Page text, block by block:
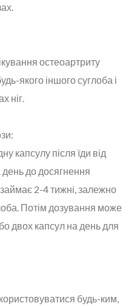
остеоартриту
якого іншого суглоба і
ніг.
капсулу після їди від
день до досягнення
2-4 тижні, залежно
Потім дозування може
двох капсул на день для
будь-ким,